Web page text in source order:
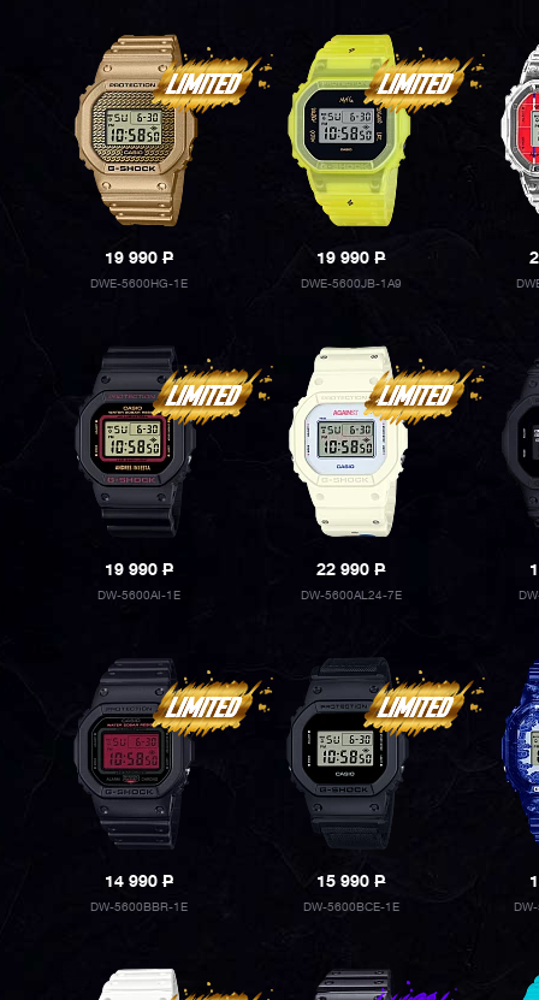
19 990P
DWE-5600HG-1E
19 990P
DWE-5600JB-1A9
19 990P
DW-5600AI-1E
22 990P
DW-5600AL24-7E
14 990P
DW-5600BBR-1E
15 990P
DW-5600BCE-1E